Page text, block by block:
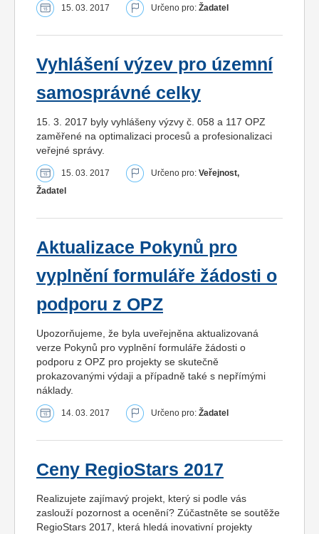
15. 03. 2017 Určeno pro: Žadatel
Vyhlášení výzev pro územní
samosprávné celky
15. 3. 2017 byly vyhlášeny výzvy č. 058 a 117 OPZ
zaměřené na optimalizaci procesů a profesionalizaci
veřejné správy.
15. 03. 2017 Určeno pro: Veřejnost,
Žadatel
Aktualizace Pokynů pro
vyplnění formuláře žádosti o
podporu z OPZ
Upozorňujeme, že byla uveřejněna aktualizovaná
verze Pokynů pro vyplnění formuláře žádosti o
podporu z OPZ pro projekty se skutečně
prokazovanými výdaji a případně také s nepřímými
náklady.
14. 03. 2017 Určeno pro: Žadatel
Ceny RegioStars 2017
Realizujete zajímavý projekt, který si podle vás
zaslouží pozornost a ocenění? Zúčastněte se soutěže
RegioStars 2017, která hledá inovativní projekty